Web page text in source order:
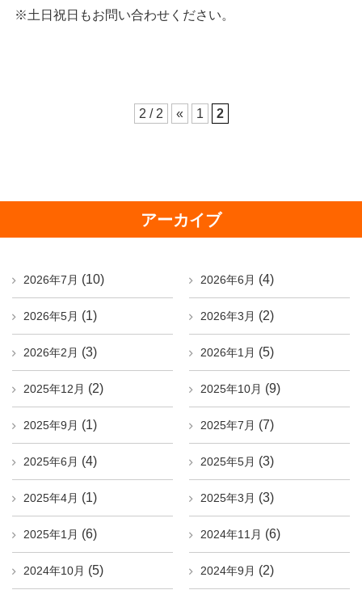
※土日祝日もお問い合わせください。
2 / 2 « 1 2
アーカイブ
2026年7月 (10) 2026年6月 (4)
2026年5月 (1) 2026年3月 (2)
2026年2月 (3) 2026年1月 (5)
2025年12月 (2) 2025年10月 (9)
2025年9月 (1) 2025年7月 (7)
2025年6月 (4) 2025年5月 (3)
2025年4月 (1) 2025年3月 (3)
2025年1月 (6) 2024年11月 (6)
2024年10月 (5) 2024年9月 (2)